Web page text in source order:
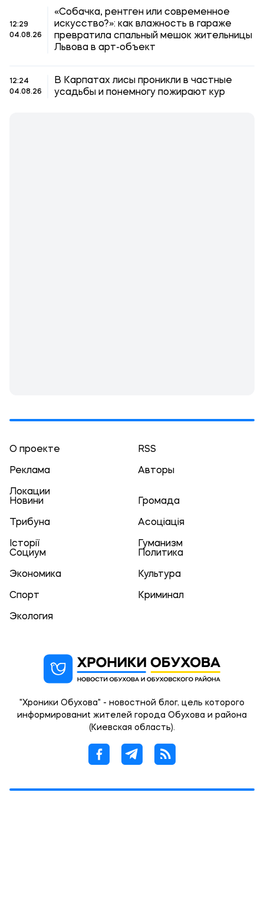
12:29
04.08.26
«Собачка, рентген или современное
искусство?»: как влажность в гараже
превратила спальный мешок жительницы
Львова в арт-объект
12:24
04.08.26
В Карпатах лисы проникли в частные
усадьбы и понемногу пожирают кур
О проекте RSS
Реклама Авторы
Локации
Новини
Громада
Трибуна Асоціація
Історії
Гуманизм
Социум
Политика
Экономика Культура
Спорт Криминал
Экология
"Хроники Обухова" - новостной блог, цель которого
информированиt жителей города Обухова и района
(Киевская область).